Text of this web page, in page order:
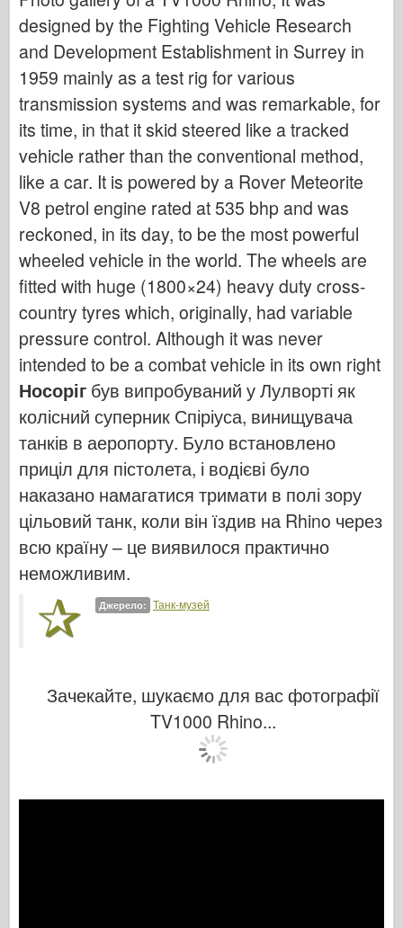
Бронко
Кібер-хобі
Дніпромодель
Дракон
Едуард
Модель E.T.
Тонкі форми
Сили Доблесті
ФріулМодель
Хасеґава
Хеллер
ХобіБос
Моделі IBG
Icm
Італьєрі
Легенда
Менг модель
Тамія
Трістар
Трубач
Звезда
Альбоми-фотографії
Прогулянка навколо
Dvd
designed by the Fighting Vehicle Research
and Development Establishment in Surrey in
1959 mainly as a test rig for various
transmission systems and was remarkable, for
its time, in that it skid steered like a tracked
vehicle rather than the conventional method,
like a car. It is powered by a Rover Meteorite
V8 petrol engine rated at 535 bhp and was
reckoned, in its day, to be the most powerful
wheeled vehicle in the world. The wheels are
fitted with huge (1800×24) heavy duty cross-
country tyres which, originally, had variable
pressure control. Although it was never
intended to be a combat vehicle in its own right
Носоріг був випробуваний у Лулворті як
колісний суперник Спіріуса, винищувача
танків в аеропорту. Було встановлено
приціл для пістолета, і водієві було
наказано намагатися тримати в полі зору
цільовий танк, коли він їздив на Rhino через
всю країну – це виявилося практично
неможливим.
Джерело: Танк-музей
Зачекайте, шукаємо для вас фотографії
TV1000 Rhino...